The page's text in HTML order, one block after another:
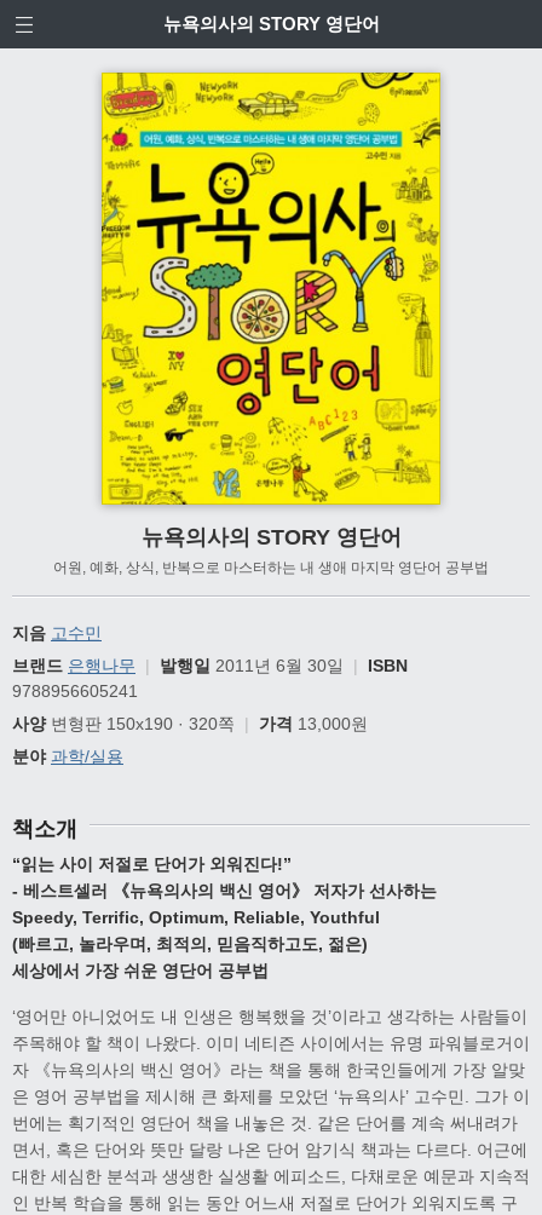
뉴욕의사의 STORY 영단어
뉴욕의사의 STORY 영단어
어원, 예화, 상식, 반복으로 마스터하는 내 생애 마지막 영단어 공부법
지음 고수민
브랜드 은행나무 | 발행일 2011년 6월 30일 |
ISBN
9788956605241
사양변형판 150x190 · 320쪽 | 가격 13,000원
분야 과학/실용
책소개
“읽는 사이 저절로 단어가 외워진다!”
- 베스트셀러 《뉴욕의사의 백신 영어》 저자가 선사하는
Speedy, Terrific, Optimum, Reliable, Youthful
(빠르고, 놀라우며, 최적의, 믿음직하고도, 젊은)
세상에서 가장 쉬운 영단어 공부법
‘영어만 아니었어도 내 인생은 행복했을 것’이라고 생각하는 사람들이
주목해야 할 책이 나왔다. 이미 네티즌 사이에서는 유명 파워블로거이
자 《뉴욕의사의 백신 영어》라는 책을 통해 한국인들에게 가장 알맞
은 영어 공부법을 제시해 큰 화제를 모았던 ‘뉴욕의사’ 고수민. 그가 이
번에는 획기적인 영단어 책을 내놓은 것. 같은 단어를 계속 써내려가
면서, 혹은 단어와 뜻만 달랑 나온 단어 암기식 책과는 다르다. 어근에
대한 세심한 분석과 생생한 실생활 에피소드, 다채로운 예문과 지속적
인 반복 학습을 통해 읽는 동안 어느새 저절로 단어가 외워지도록 구